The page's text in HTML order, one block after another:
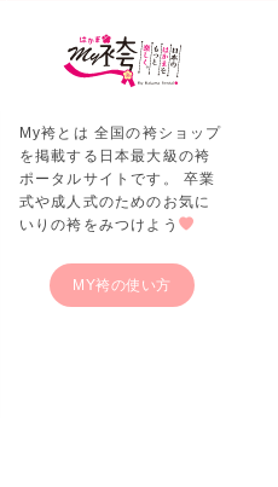
My袴とは 全国の袴ショップ
を掲載する日本最大級の袴
ポータルサイトです。 卒業
式や成人式のためのお気に
いりの袴をみつけよう
MY袴の使い方